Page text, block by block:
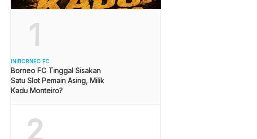
1
INIBORNEO FC
Borneo FC Tinggal Sisakan
Satu Slot Pemain Asing, Milik
Kadu Monteiro?
2